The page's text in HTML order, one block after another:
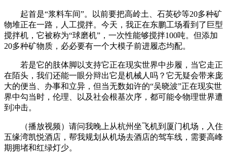
起首是“浆料车间”。以前要把高岭土、石英砂等20多种矿
物堆正在一路，人工搅拌。今天，我正在东鹏工场看到了巨型
搅拌机，它被称为“球磨机”，一次性能够搅拌100吨。但添加
20多种矿物质，必必要有一个大模子前进履态均配。
若是它的肢体脚以支持它正在现实世界中步履，当它走正
在陌头，我们还能一眼分辩出它是机械人吗？它无疑会带来庞
大的便当、办事和立异，但当无数如许的“吴晓波”正在现实世
界中勾当时，伦理、以及社会根基次序，都可能令物理世界遭
到冲击。
（播放视频）请问我晚上从杭州坐飞机到厦门机场，入住
五缘湾凯悦酒店，帮我规划从机场去酒店的驾车线，需要高峰
期拥堵和红绿灯少。